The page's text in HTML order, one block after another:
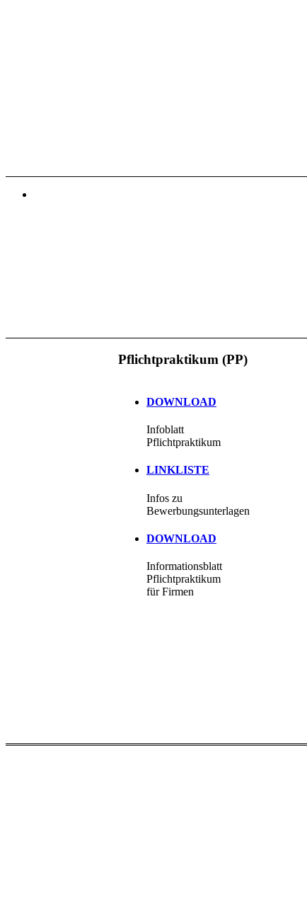
Pflichtpraktikum (PP)
DOWNLOAD
Infoblatt
Pflichtpraktikum
LINKLISTE
Infos zu
Bewerbungsunterlagen
DOWNLOAD
Informationsblatt
Pflichtpraktikum
für Firmen